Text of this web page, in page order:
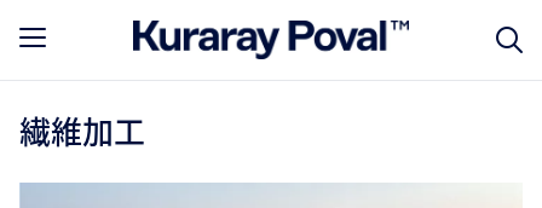
繊維加工